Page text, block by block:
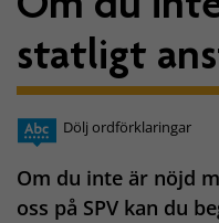
statligt
Dölj ordförklaringar
Om du inte är nöjd
oss på SPV kan du